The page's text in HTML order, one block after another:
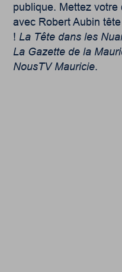
publique. Mettez votre
avec Robert Aubin
! La Tête dans les
La Gazette de la
NousTV Mauricie.